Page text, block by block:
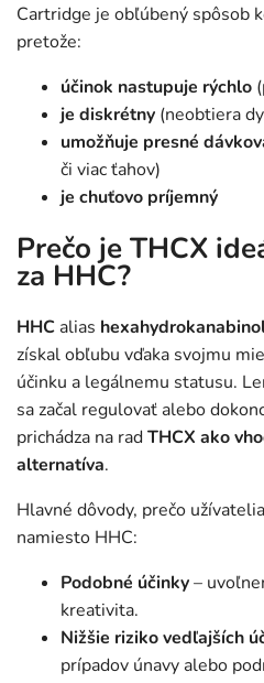
Cartridge je obľúbený spôsob
pretože:
účinok nastupuje rýchlo
je diskrétny (neobtiera
umožňuje presné
či viac ťahov)
je chuťovo príjemný
Prečo je THCX
za HHC?
HHC alias
získal obľubu vďaka svojmu
účinku a legálnemu statusu.
sa začal regulovať alebo
prichádza na radTHCX ako
alternatíva.
Hlavné dôvody, prečo
namiesto HHC:
Podobné účinky–
kreativita.
Nižšie riziko vedľajších
prípadov únavy alebo